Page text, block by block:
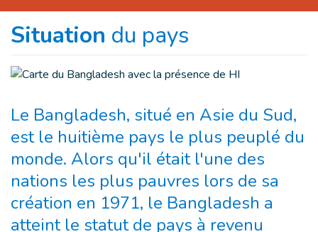
Situation du pays
Le Bangladesh, situé en Asie du Sud,
est le huitième pays le plus peuplé du
monde. Alors qu'il était l'une des
nations les plus pauvres lors de sa
création en 1971, le Bangladesh a
atteint le statut de pays à revenu